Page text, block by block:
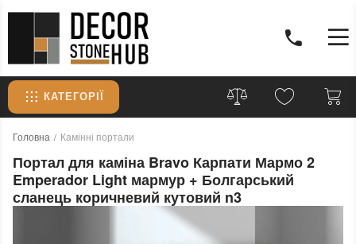
КАТЕГОРІЇ
Головна Камінні портали
Портал для каміна Bravo Карпати Мармо 2
Emperador Light мармур + Болгарський
сланець коричневий кутовий n3